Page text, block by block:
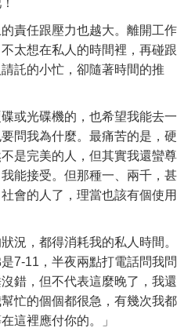
責任跟壓力也越大。離開工作
太想在私人的時間裡，再碰跟
託的小忙，卻隨著時間的推
或光碟機的，也希望我能去一
問我為什麼。最痛苦的是，硬
是完美的人，但其實我還蠻尊
能接受。但那種一、兩千，甚
會的人了，理當也該有個使用
況，都得消耗我的私人時間。
7-11，半夜兩點打電話問我問
錯，但不代表這麼晚了，我還
忙的個個都很急，有幾次我都
這裡應付你的。」